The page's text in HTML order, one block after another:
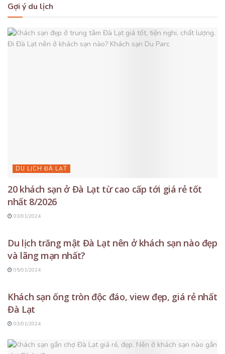
Gợi ý du lịch
DU LỊCH ĐÀ LẠT
20 khách sạn ở Đà Lạt từ cao cấp tới giá rẻ tốt
nhất 8/2026
03/01/2024
Du lịch trăng mật Đà Lạt nên ở khách sạn nào đẹp
và lãng mạn nhất?
05/01/2024
Khách sạn ống tròn độc đáo, view đẹp, giá rẻ nhất
Đà Lạt
03/01/2024